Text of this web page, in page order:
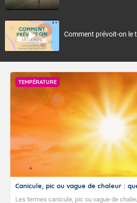
Comment prévoit-on le
TEMPÉRATURE
Canicule, pic ou vague de chaleur :
Les termes canicule, pic ou vague de